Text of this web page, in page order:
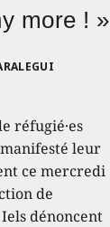
more ! »
réfugié·es
leur
ce mercredi
de
dénoncent